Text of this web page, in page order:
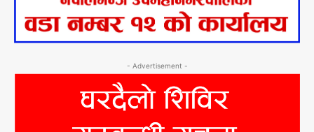
- Advertisement -